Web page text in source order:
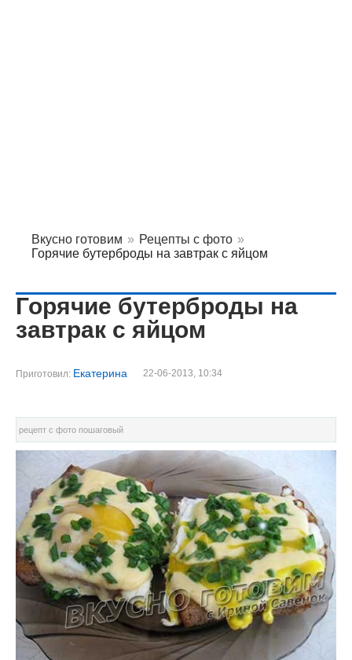
Вкусно готовим » Рецепты с фото »
Горячие бутерброды на завтрак с яйцом
Горячие бутерброды на
завтрак с яйцом
Приготовил: Екатерина 22-06-2013, 10:34
рецепт с фото пошаговый